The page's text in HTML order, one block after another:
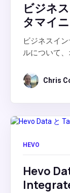
ビジネ
タマイ
ビジネスイ
ルについて、
Chris
HEVO
Hevo